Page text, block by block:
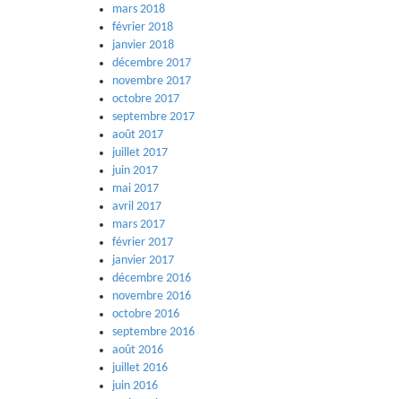
mars 2018
février 2018
janvier 2018
décembre 2017
novembre 2017
octobre 2017
septembre 2017
août 2017
juillet 2017
juin 2017
mai 2017
avril 2017
mars 2017
février 2017
janvier 2017
décembre 2016
novembre 2016
octobre 2016
septembre 2016
août 2016
juillet 2016
juin 2016